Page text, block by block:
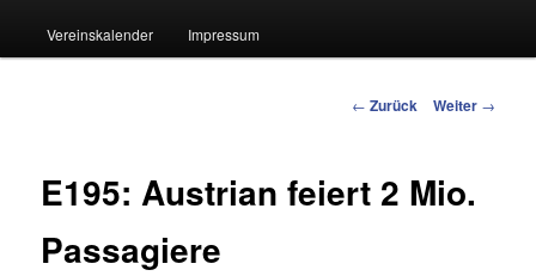
Vereinskalender Impressum
Beitrags-
← Zurück Weiter →
E195: Austrian feiert 2 Mio.
Passagiere